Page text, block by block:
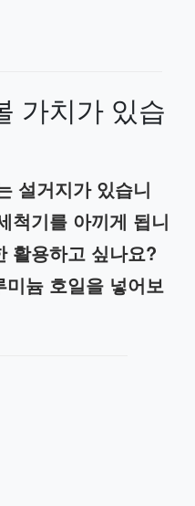
가치가 있습
설거지가 있습니
척기를 아끼게 됩니
활용하고 싶나요?
늄 호일을 넣어보